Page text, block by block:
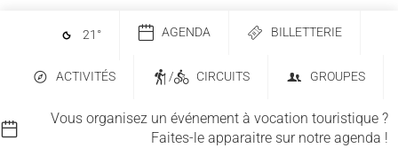
21 ° AGENDA BILLETTERIE
ACTIVITÉS / CIRCUITS GROUPES
Vous organisez un événement à vocation touristique ?
Faites-le apparaitre sur notre agenda !